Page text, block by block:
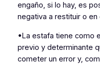
engaño, si lo hay, es
negativa a restituir o
•La estafa tiene como
previo y determinante
cometer un error y,